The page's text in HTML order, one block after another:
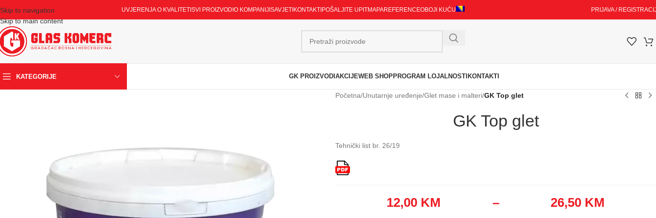
Skip to navigation
Skip to main content
UVJERENJA O KVALITETI SVI PROIZVODI O KOMPANIJI SAVJETI KONTAKTI POŠALJITE UPITMAPAREFERENCEOBOJI KUĆU PRIJAVA /
KATEGORIJE GK PROIZVODI AKCIJEWEB SHOPPROGRAM LOJALNOSTI KONTAKTI
Početna/Unutarnje uređenje/Glet mase i malteri/GK Top glet
GK Top glet
Tehnički list br. 26/19
12,00 KM – 26,50 KM